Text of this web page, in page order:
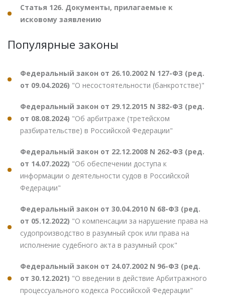
Статья 126. Документы, прилагаемые к
исковому заявлению
Популярные законы
Федеральный закон от 26.10.2002 N 127-ФЗ (ред.
от 09.04.2026) "О несостоятельности (банкротстве)"
Федеральный закон от 29.12.2015 N 382-ФЗ (ред.
от 08.08.2024) "Об арбитраже (третейском
разбирательстве) в Российской Федерации"
Федеральный закон от 22.12.2008 N 262-ФЗ (ред.
от 14.07.2022) "Об обеспечении доступа к
информации о деятельности судов в Российской
Федерации"
Федеральный закон от 30.04.2010 N 68-ФЗ (ред.
от 05.12.2022) "О компенсации за нарушение права на
судопроизводство в разумный срок или права на
исполнение судебного акта в разумный срок"
Федеральный закон от 24.07.2002 N 96-ФЗ (ред.
от 30.12.2021) "О введении в действие Арбитражного
процессуального кодекса Российской Федерации"